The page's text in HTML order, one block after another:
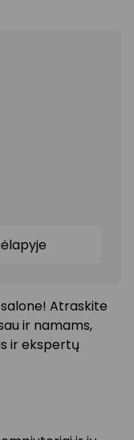
Atraskite
ir namams,
ir ekspertų